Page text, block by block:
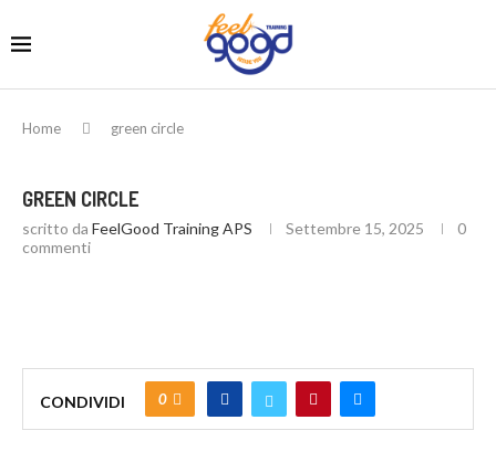
Home green circle
GREEN CIRCLE
scritto da FeelGood Training APS Settembre 15, 2025
0
commenti
CONDIVIDI 0